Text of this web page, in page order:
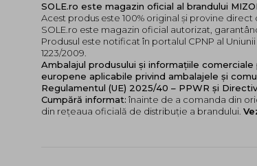
SOLE.ro este magazin oficial al brandului
Acest produs este 100% original și provine direct
SOLE.ro este magazin oficial autorizat,
Produsul este notificat în portalul CPNP al
1223/2009.
Ambalajul produsului și informațiile
europene aplicabile privind ambalajele și
Regulamentul (UE) 2025/40 – PPWR și
Cumpără informat: înainte de a comanda din
din rețeaua oficială de distribuție a brandului.